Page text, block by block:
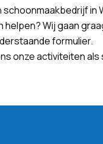
in
helpen? Wij gaan
formulier.
onze activiteiten